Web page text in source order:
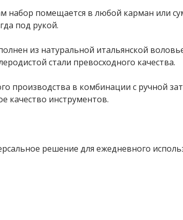
набор помещается в любой карман или
под рукой.
из натуральной итальянской
стали превосходного качества.
производства в комбинации с ручной
качество инструментов.
решение для ежедневного